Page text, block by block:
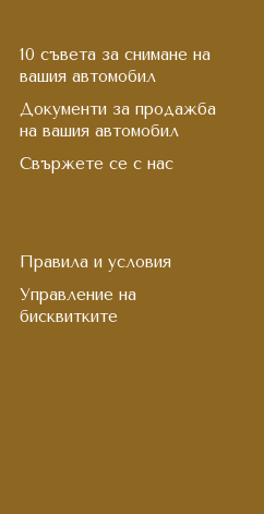
10 съвета за снимане на
вашия автомобил
Документи за продажба
на вашия автомобил
Свържете се с нас
Правила и условия
Управление на
бисквитките